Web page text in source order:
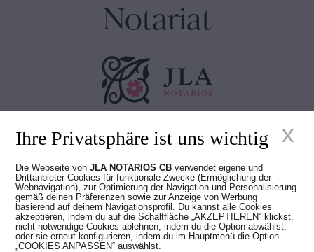
Notariat
Luis Alberto Álvarez Moreno
Dienstleistungen
Blog
Wer wir sind
Ihre Privatsphäre ist uns wichtig
Die Webseite vonJLA NOTARIOS CB verwendet eigene und
Drittanbieter-Cookies für funktionale Zwecke (Ermöglichung der
Webnavigation), zur Optimierung der Navigation und Personalisierung
gemäß deinen Präferenzen sowie zur Anzeige von Werbung
basierend auf deinem Navigationsprofil. Du kannst alle Cookies
akzeptieren, indem du auf die Schaltfläche „AKZEPTIEREN“ klickst,
nicht notwendige Cookies ablehnen, indem du die Option abwählst,
oder sie erneut konfigurieren, indem du im Hauptmenü die Option
„COOKIES ANPASSEN“ auswählst.
x